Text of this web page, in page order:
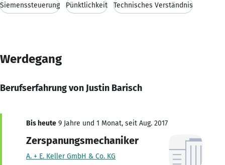
Siemenssteuerung Pünktlichkeit Technisches Verständnis
Werdegang
Berufserfahrung von Justin Barisch
Bis heute 9 Jahre und 1 Monat, seit Aug. 2017
Zerspanungsmechaniker
A. + E. Keller GmbH & Co. KG